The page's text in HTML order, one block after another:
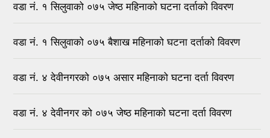
वडा नं. १ सिलुवाको ०७५ जेष्ठ महिनाको घटना दर्ताको विवरण
वडा नं. १ सिलुवाको ०७५ बैशाख महिनाको घटना दर्ताको विवरण
वडा नं. ४ देवीनगरको ०७५ असार महिनाको घटना दर्ता विवरण
वडा नं. ४ देवीनगर को ०७५ जेष्ठ महिनाको घटना दर्ता विवरण